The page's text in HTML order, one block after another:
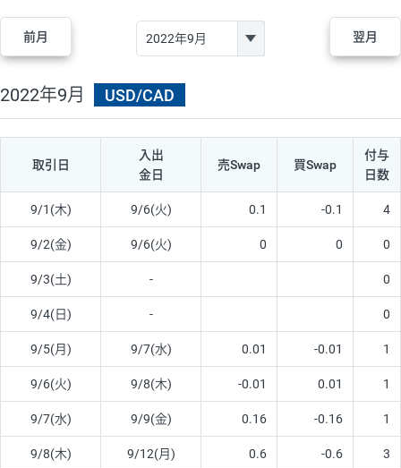
前月 翌月
2022年9月 USD/CAD
取引日
入出
金日
売Swap 買Swap
付与
日数
9/1(木) 9/6(火) 0.1 -0.1 4
9/2(金) 9/6(火) 0 0 0
9/3(土) - 0
9/4(日) - 0
9/5(月) 9/7(水) 0.01 -0.01 1
9/6(火) 9/8(木) -0.01 0.01 1
9/7(水) 9/9(金) 0.16 -0.16 1
9/8(木) 9/12(月) 0.6 -0.6 3